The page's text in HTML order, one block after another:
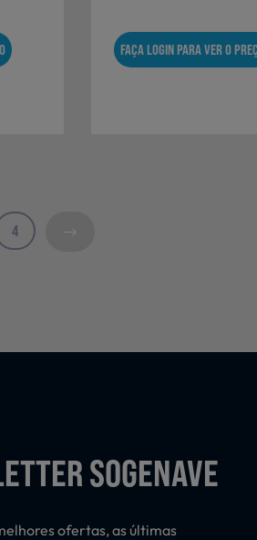
FAÇA LOGIN PARA VER O
4
SOGENAVE
ofertas, as últimas